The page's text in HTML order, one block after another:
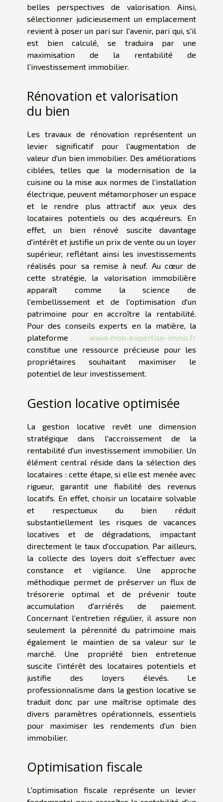
belles perspectives de valorisation. Ainsi,
sélectionner judicieusement un emplacement
revient à poser un pari sur l'avenir, pari qui, s'il
est bien calculé, se traduira par une
maximisation de la rentabilité de
l'investissement immobilier.
Rénovation et valorisation
du bien
Les travaux de rénovation représentent un
levier significatif pour l'augmentation de
valeur d'un bien immobilier. Des améliorations
ciblées, telles que la modernisation de la
cuisine ou la mise aux normes de l'installation
électrique, peuvent métamorphoser un espace
et le rendre plus attractif aux yeux des
locataires potentiels ou des acquéreurs. En
effet, un bien rénové suscite davantage
d'intérêt et justifie un prix de vente ou un loyer
supérieur, reflétant ainsi les investissements
réalisés pour sa remise à neuf. Au cœur de
cette stratégie, la valorisation immobilière
apparaît comme la science de
l'embellissement et de l'optimisation d'un
patrimoine pour en accroître la rentabilité.
Pour des conseils experts en la matière, la
plateforme www.mon-expertise-immo.fr
constitue une ressource précieuse pour les
propriétaires souhaitant maximiser le
potentiel de leur investissement.
Gestion locative optimisée
La gestion locative revêt une dimension
stratégique dans l'accroissement de la
rentabilité d'un investissement immobilier. Un
élément central réside dans la sélection des
locataires : cette étape, si elle est menée avec
rigueur, garantit une fiabilité des revenus
locatifs. En effet, choisir un locataire solvable
et respectueux du bien réduit
substantiellement les risques de vacances
locatives et de dégradations, impactant
directement le taux d'occupation. Par ailleurs,
la collecte des loyers doit s'effectuer avec
constance et vigilance. Une approche
méthodique permet de préserver un flux de
trésorerie optimal et de prévenir toute
accumulation d'arriérés de paiement.
Concernant l'entretien régulier, il assure non
seulement la pérennité du patrimoine mais
également le maintien de sa valeur sur le
marché. Une propriété bien entretenue
suscite l'intérêt des locataires potentiels et
justifie des loyers élevés. Le
professionnalisme dans la gestion locative se
traduit donc par une maîtrise optimale des
divers paramètres opérationnels, essentiels
pour maximiser les rendements d'un bien
immobilier.
Optimisation fiscale
L'optimisation fiscale représente un levier